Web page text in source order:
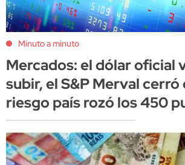
Minuto a minuto
Mercados: el dólar oficial
subir, el S&P Merval cerró
riesgo país rozó los 450